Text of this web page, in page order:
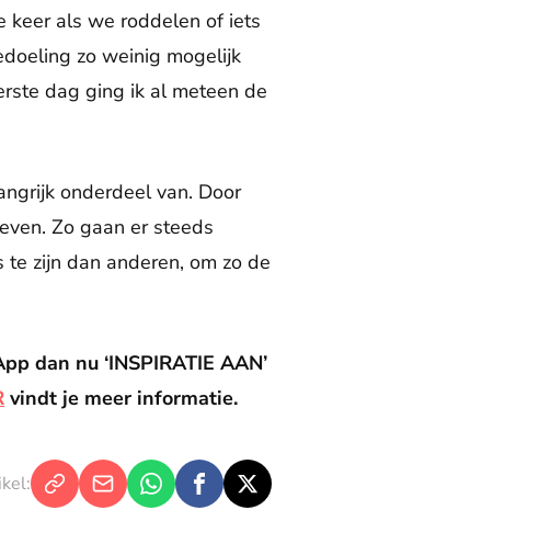
keer als we roddelen of iets
zo weinig mogelijk
dag ging ik al meteen de
onderdeel van. Door
Zo gaan er steeds
zijn dan anderen, om zo de
dan nu ‘INSPIRATIE AAN’
vindt je meer informatie.